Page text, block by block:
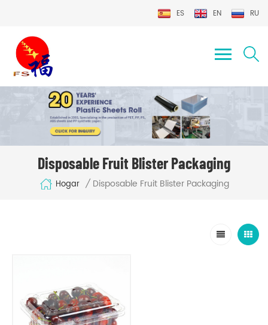
ES EN RU
Disposable Fruit Blister Packaging
Hogar / Disposable Fruit Blister Packaging